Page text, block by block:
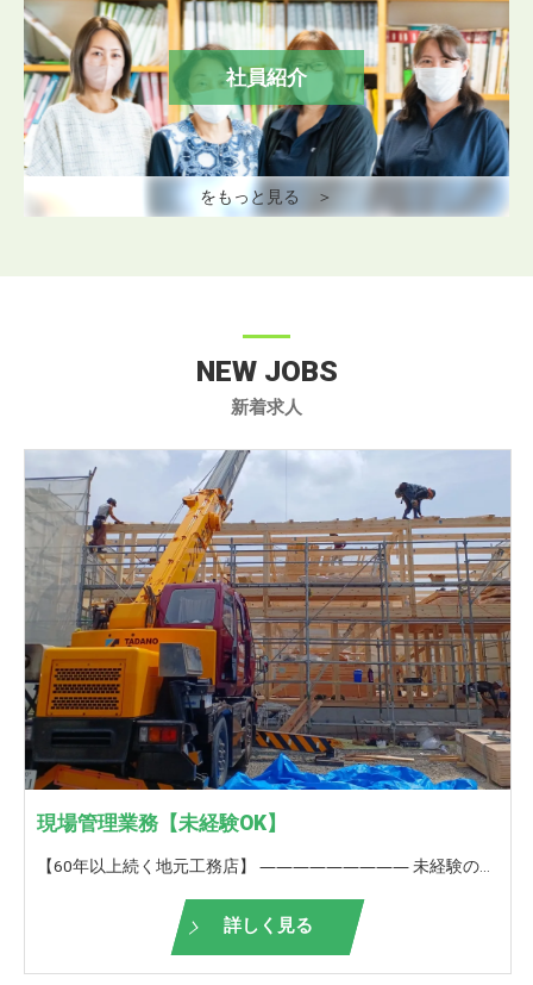
社員紹介
をもっと見る ＞
新着求人
NEW JOBS
現場管理業務【未経験OK】
詳しく見る